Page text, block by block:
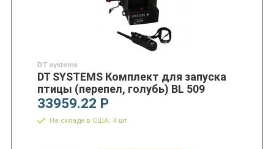
DT systems
DT SYSTEMS Комплект для запуска
птицы (перепел, голубь) BL 509
33959.22 Р
На складе в США: 4 шт.